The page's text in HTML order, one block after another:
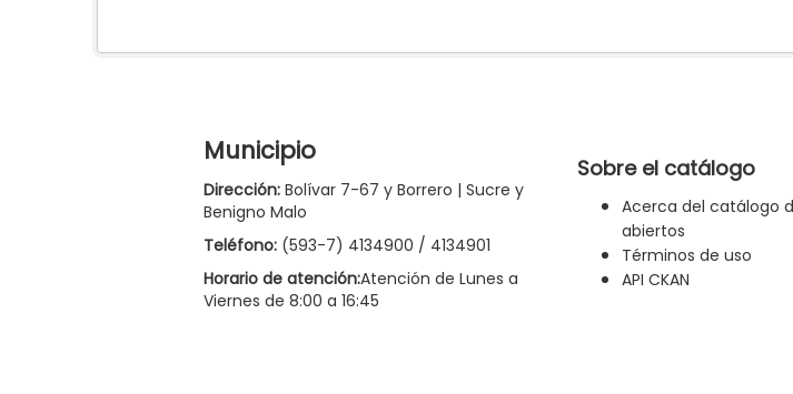
Municipio
Dirección: Bolívar 7-67 y Borrero | Sucre y
Benigno Malo
Teléfono: (593-7) 4134900 / 4134901
Horario de atención:Atención de Lunes a
Viernes de 8:00 a 16:45
Sobre el catálogo
Acerca del catálogo
abiertos
Términos de uso
API CKAN